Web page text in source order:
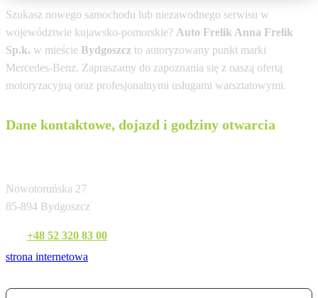
Szukasz nowego samochodu lub niezawodnego serwisu w
województwie kujawsko-pomorskie? Auto Frelik Anna Frelik
Sp.k. w mieście Bydgoszcz to autoryzowany punkt marki
Mercedes-Benz. Zapraszamy do zapoznania się z naszą ofertą
motoryzacyjną oraz profesjonalnymi usługami warsztatowymi.
Dane kontaktowe, dojazd i godziny otwarcia
Nowotoruńska 27
85-894 Bydgoszcz
+48 52 320 83 00
strona internetowa